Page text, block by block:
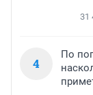
31
4
По